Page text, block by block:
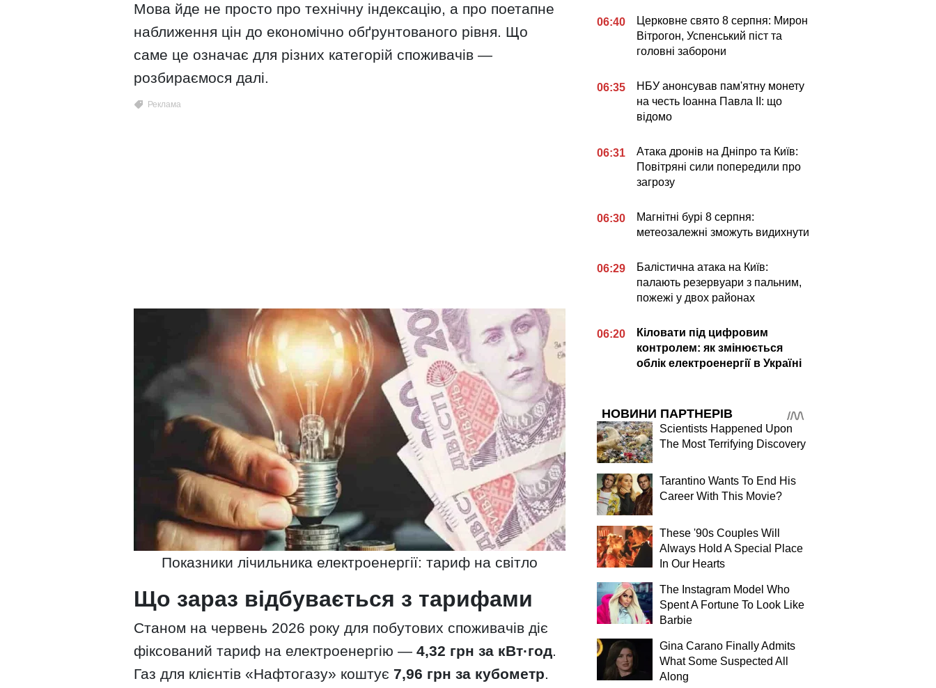
Мова йде не просто про технічну індексацію, а про поетапне
наближення цін до економічно обґрунтованого рівня. Що
саме це означає для різних категорій споживачів —
розбираємося далі.
Показники лічильника електроенергії: тариф на світло
Що зараз відбувається з тарифами
Станом на червень 2026 року для побутових споживачів діє
фіксований тариф на електроенергію — 4,32 грн за кВт·год.
Газ для клієнтів «Нафтогазу» коштує 7,96 грн за кубометр.
06:40
Церковне свято 8 серпня: Мирон
Вітрогон, Успенський піст та
головні заборони
06:35
НБУ анонсував пам'ятну монету
на честь Іоанна Павла II: що
відомо
06:31
Атака дронів на Дніпро та Київ:
Повітряні сили попередили про
загрозу
06:30
Магнітні бурі 8 серпня:
метеозалежні зможуть видихнути
06:29
Балістична атака на Київ:
палають резервуари з пальним,
пожежі у двох районах
06:20
Кіловати під цифровим
контролем: як змінюється
облік електроенергії в Україні
НОВИНИ ПАРТНЕРІВ
Scientists Happened Upon
The Most Terrifying Discovery
Tarantino Wants To End His
Career With This Movie?
These '90s Couples Will
Always Hold A Special Place
In Our Hearts
The Instagram Model Who
Spent A Fortune To Look Like
Barbie
Gina Carano Finally Admits
What Some Suspected All
Along